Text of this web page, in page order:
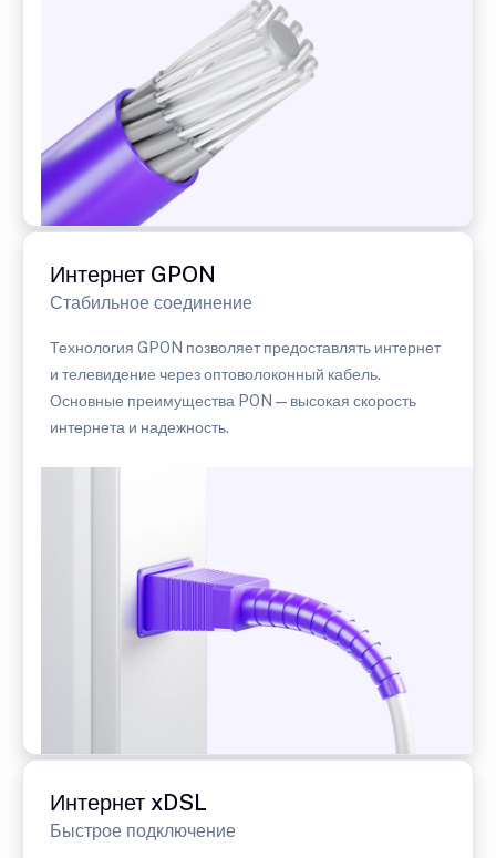
Интернет GPON
Стабильное соединение
Технология GPON позволяет предоставлять интернет
и телевидение через оптоволоконный кабель.
Основные преимущества PON — высокая скорость
интернета и надежность.
Интернет xDSL
Быстрое подключение